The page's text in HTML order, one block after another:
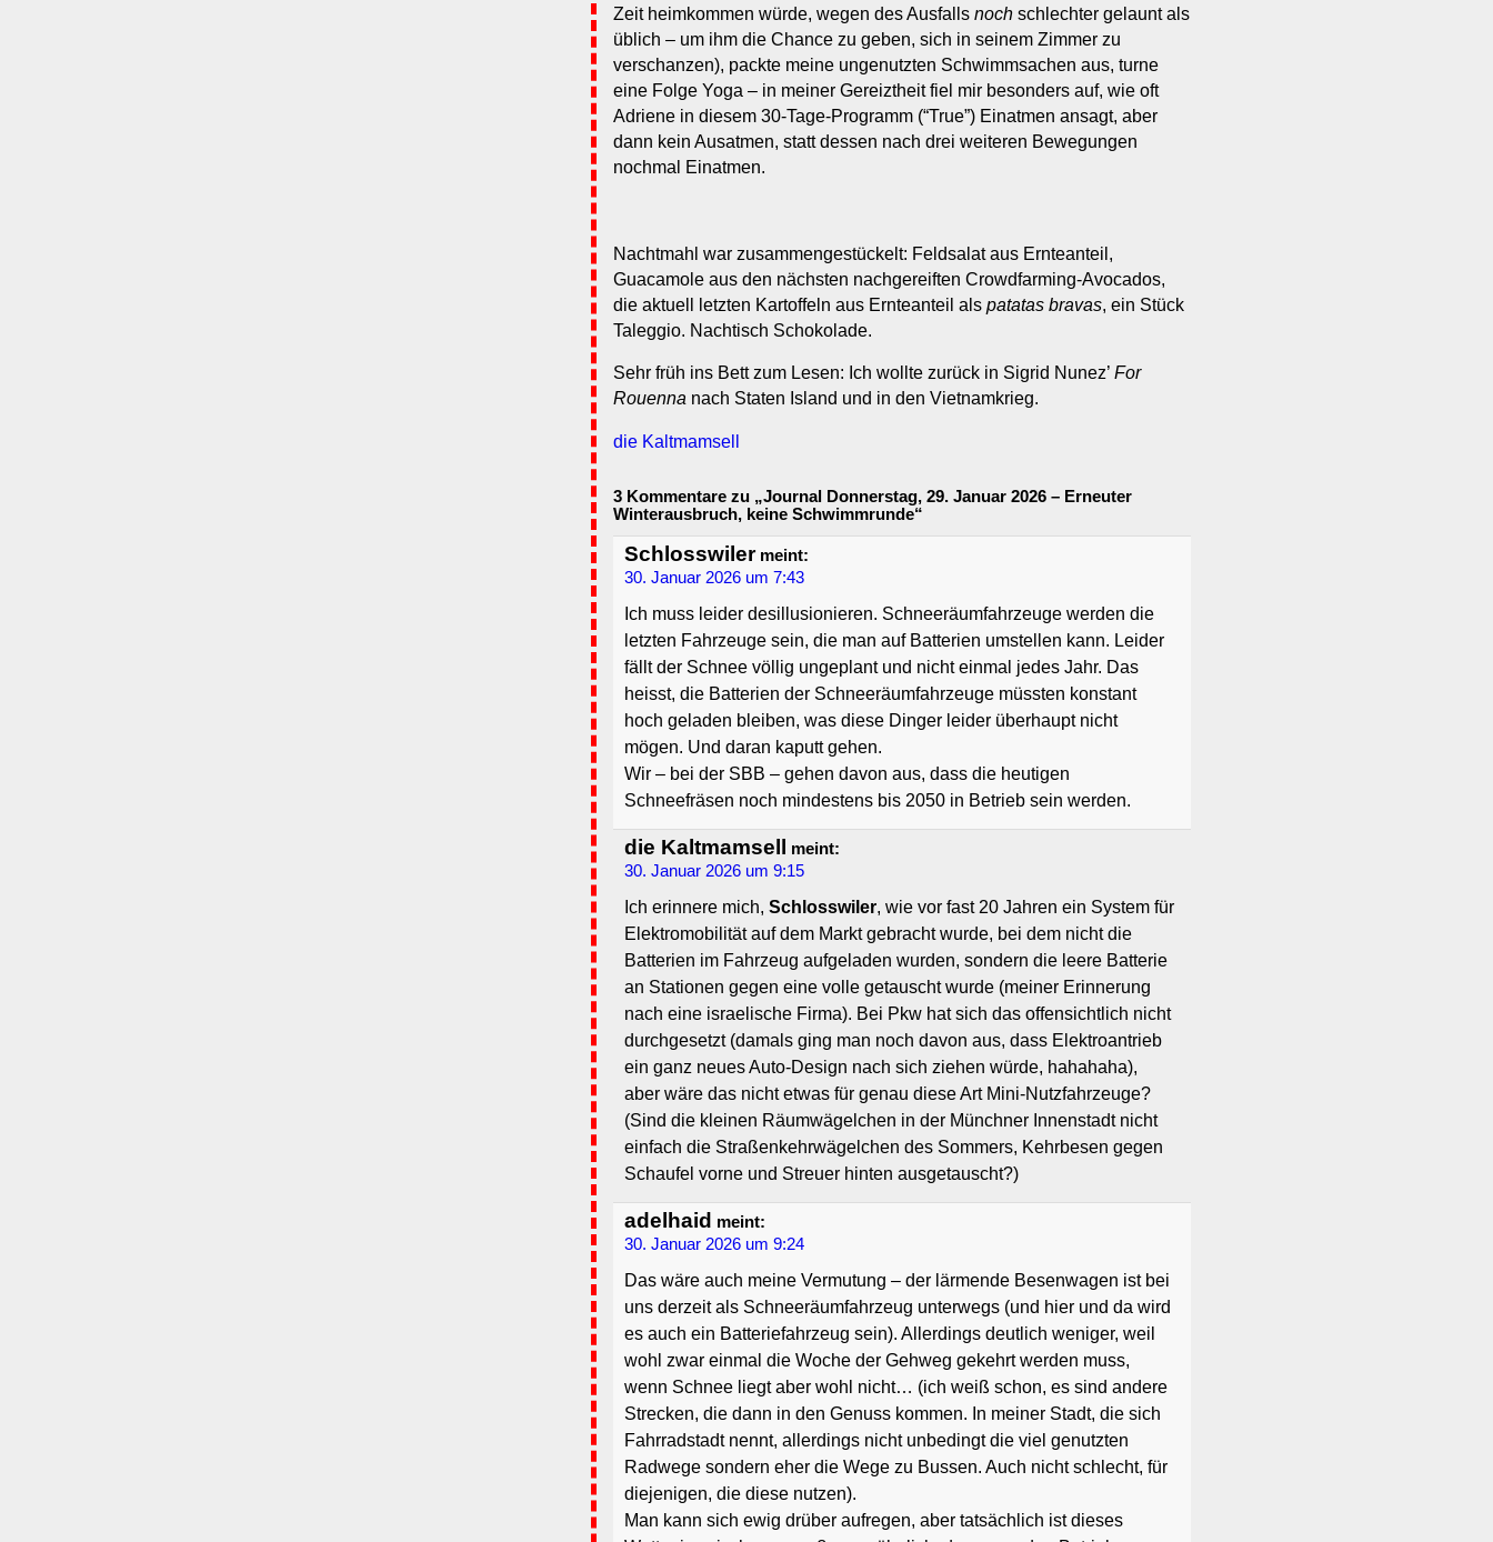
Zeit heimkommen würde, wegen des Ausfalls noch schlechter gelaunt als
üblich – um ihm die Chance zu geben, sich in seinem Zimmer zu
verschanzen), packte meine ungenutzten Schwimmsachen aus, turne
eine Folge Yoga – in meiner Gereiztheit fiel mir besonders auf, wie oft
Adriene in diesem 30-Tage-Programm (“True”) Einatmen ansagt, aber
dann kein Ausatmen, statt dessen nach drei weiteren Bewegungen
nochmal Einatmen.
Nachtmahl war zusammengestückelt: Feldsalat aus Ernteanteil,
Guacamole aus den nächsten nachgereiften Crowdfarming-Avocados,
die aktuell letzten Kartoffeln aus Ernteanteil als patatas bravas, ein Stück
Taleggio. Nachtisch Schokolade.
Sehr früh ins Bett zum Lesen: Ich wollte zurück in Sigrid Nunez’ For
Rouenna nach Staten Island und in den Vietnamkrieg.
die Kaltmamsell
3 Kommentare zu „Journal Donnerstag, 29. Januar 2026 – Erneuter
Winterausbruch, keine Schwimmrunde“
Schlosswilermeint:
30. Januar 2026 um 7:43
Ich muss leider desillusionieren. Schneeräumfahrzeuge werden die
letzten Fahrzeuge sein, die man auf Batterien umstellen kann. Leider
fällt der Schnee völlig ungeplant und nicht einmal jedes Jahr. Das
heisst, die Batterien der Schneeräumfahrzeuge müssten konstant
hoch geladen bleiben, was diese Dinger leider überhaupt nicht
mögen. Und daran kaputt gehen.
Wir – bei der SBB – gehen davon aus, dass die heutigen
Schneefräsen noch mindestens bis 2050 in Betrieb sein werden.
die Kaltmamsell
meint:
30. Januar 2026 um 9:15
Ich erinnere mich, Schlosswiler, wie vor fast 20 Jahren ein System für
Elektromobilität auf dem Markt gebracht wurde, bei dem nicht die
Batterien im Fahrzeug aufgeladen wurden, sondern die leere Batterie
an Stationen gegen eine volle getauscht wurde (meiner Erinnerung
nach eine israelische Firma). Bei Pkw hat sich das offensichtlich nicht
durchgesetzt (damals ging man noch davon aus, dass Elektroantrieb
ein ganz neues Auto-Design nach sich ziehen würde, hahahaha),
aber wäre das nicht etwas für genau diese Art Mini-Nutzfahrzeuge?
(Sind die kleinen Räumwägelchen in der Münchner Innenstadt nicht
einfach die Straßenkehrwägelchen des Sommers, Kehrbesen gegen
Schaufel vorne und Streuer hinten ausgetauscht?)
adelhaid meint:
30. Januar 2026 um 9:24
Das wäre auch meine Vermutung – der lärmende Besenwagen ist bei
uns derzeit als Schneeräumfahrzeug unterwegs (und hier und da wird
es auch ein Batteriefahrzeug sein). Allerdings deutlich weniger, weil
wohl zwar einmal die Woche der Gehweg gekehrt werden muss,
wenn Schnee liegt aber wohl nicht… (ich weiß schon, es sind andere
Strecken, die dann in den Genuss kommen. In meiner Stadt, die sich
Fahrradstadt nennt, allerdings nicht unbedingt die viel genutzten
Radwege sondern eher die Wege zu Bussen. Auch nicht schlecht, für
diejenigen, die diese nutzen).
Man kann sich ewig drüber aufregen, aber tatsächlich ist dieses